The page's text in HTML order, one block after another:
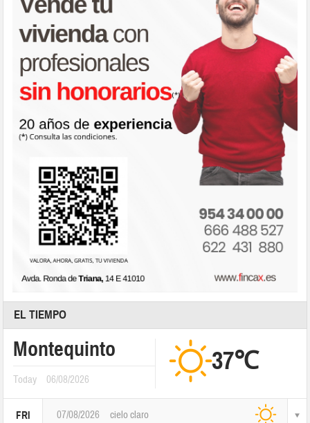
EL TIEMPO
Montequinto
Today 06/08/2026
37℃
FRI 07/08/2026 cielo claro